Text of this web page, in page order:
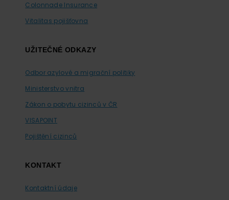
Colonnade Insurance
Vitalitas pojišťovna
UŽITEČNÉ ODKAZY
Odbor azylové a migrační politiky
Ministerstvo vnitra
Zákon o pobytu cizinců v ČR
VISAPOINT
Pojištění cizinců
KONTAKT
Kontaktní údaje